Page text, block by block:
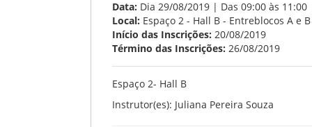
Data: Dia 29/08/2019 | Das 09:00 às 11:00
Local: Espaço 2 - Hall B - Entreblocos A e B
Início das Inscrições: 20/08/2019
Término das Inscrições: 26/08/2019
Espaço 2- Hall B
Instrutor(es): Juliana Pereira Souza